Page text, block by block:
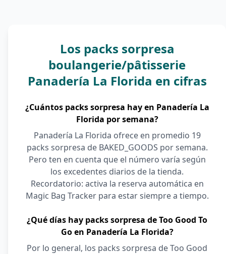
Los packs sorpresa
boulangerie/pâtisserie
Panadería La Florida en cifras
¿Cuántos packs sorpresa hay en Panadería La
Florida por semana?
Panadería La Florida ofrece en promedio 19
packs sorpresa de BAKED_GOODS por semana.
Pero ten en cuenta que el número varía según
los excedentes diarios de la tienda.
Recordatorio: activa la reserva automática en
Magic Bag Tracker para estar siempre a tiempo.
¿Qué días hay packs sorpresa de Too Good To
Go en Panadería La Florida?
Por lo general, los packs sorpresa de Too Good